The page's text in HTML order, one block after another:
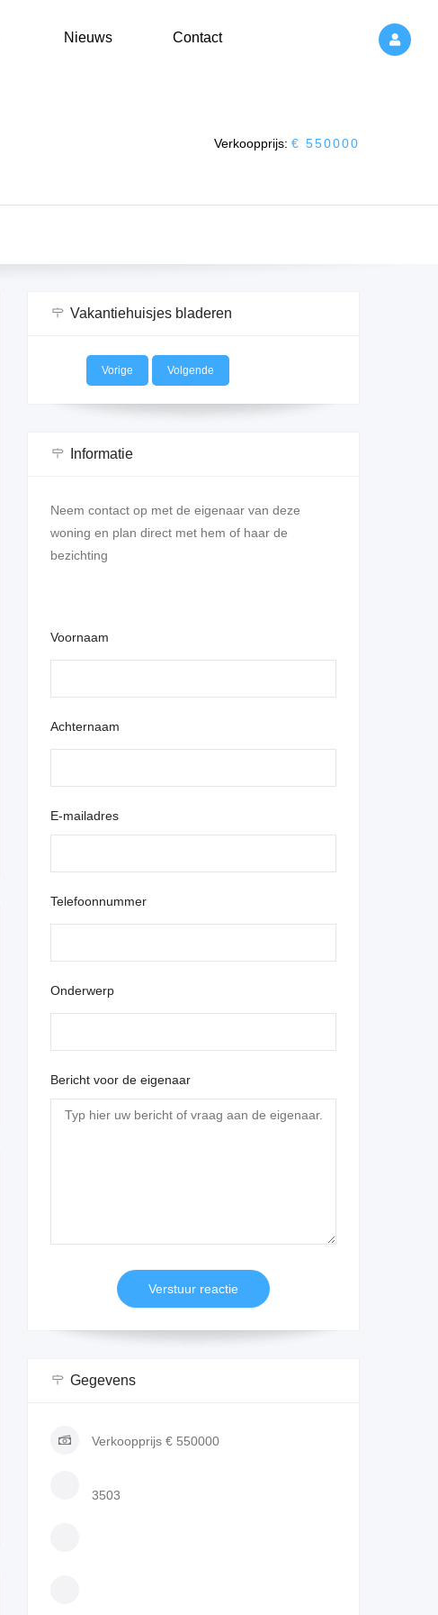
Nieuws Contact
Verkoopprijs: € 550000
Vakantiehuisjes bladeren
Vorige Volgende
Informatie
Neem contact op met de eigenaar van deze
woning en plan direct met hem of haar de
bezichting
Voornaam
Achternaam
E-mailadres
Telefoonnummer
Onderwerp
Bericht voor de eigenaar
Gegevens
Verkoopprijs € 550000
3503